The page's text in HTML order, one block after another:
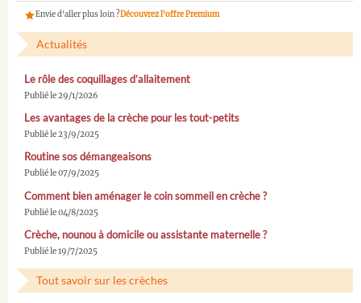
Envie d'aller plus loin ?Découvrez l'offre Premium
Actualités
Le rôle des coquillages d’allaitement
Publié le 29/1/2026
Les avantages de la crèche pour les tout-petits
Publié le 23/9/2025
Routine sos démangeaisons
Publié le 07/9/2025
Comment bien aménager le coin sommeil en crèche ?
Publié le 04/8/2025
Crèche, nounou à domicile ou assistante maternelle ?
Publié le 19/7/2025
Tout savoir sur les crèches